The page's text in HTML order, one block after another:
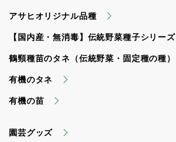
アサヒオリジナル品種
【国内産・無消毒】伝統野菜種子シリーズ
鶴頸種苗のタネ（伝統野菜・固定種の種）
有機のタネ
有機の苗
園芸グッズ